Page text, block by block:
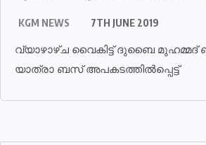
KGM NEWS 7TH JUNE 2019
വ്യാഴാഴ്ച വൈകിട്ട് ദുബൈ
യാത്രാ ബസ് അപകടത്തിൽപ്പെട്ട്